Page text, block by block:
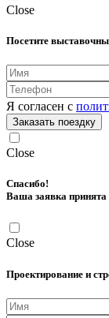
Close
Посетите
Я согласен с
Заказать поездку
Close
Спасибо!
Ваша заявка принята
Close
Проектирование и